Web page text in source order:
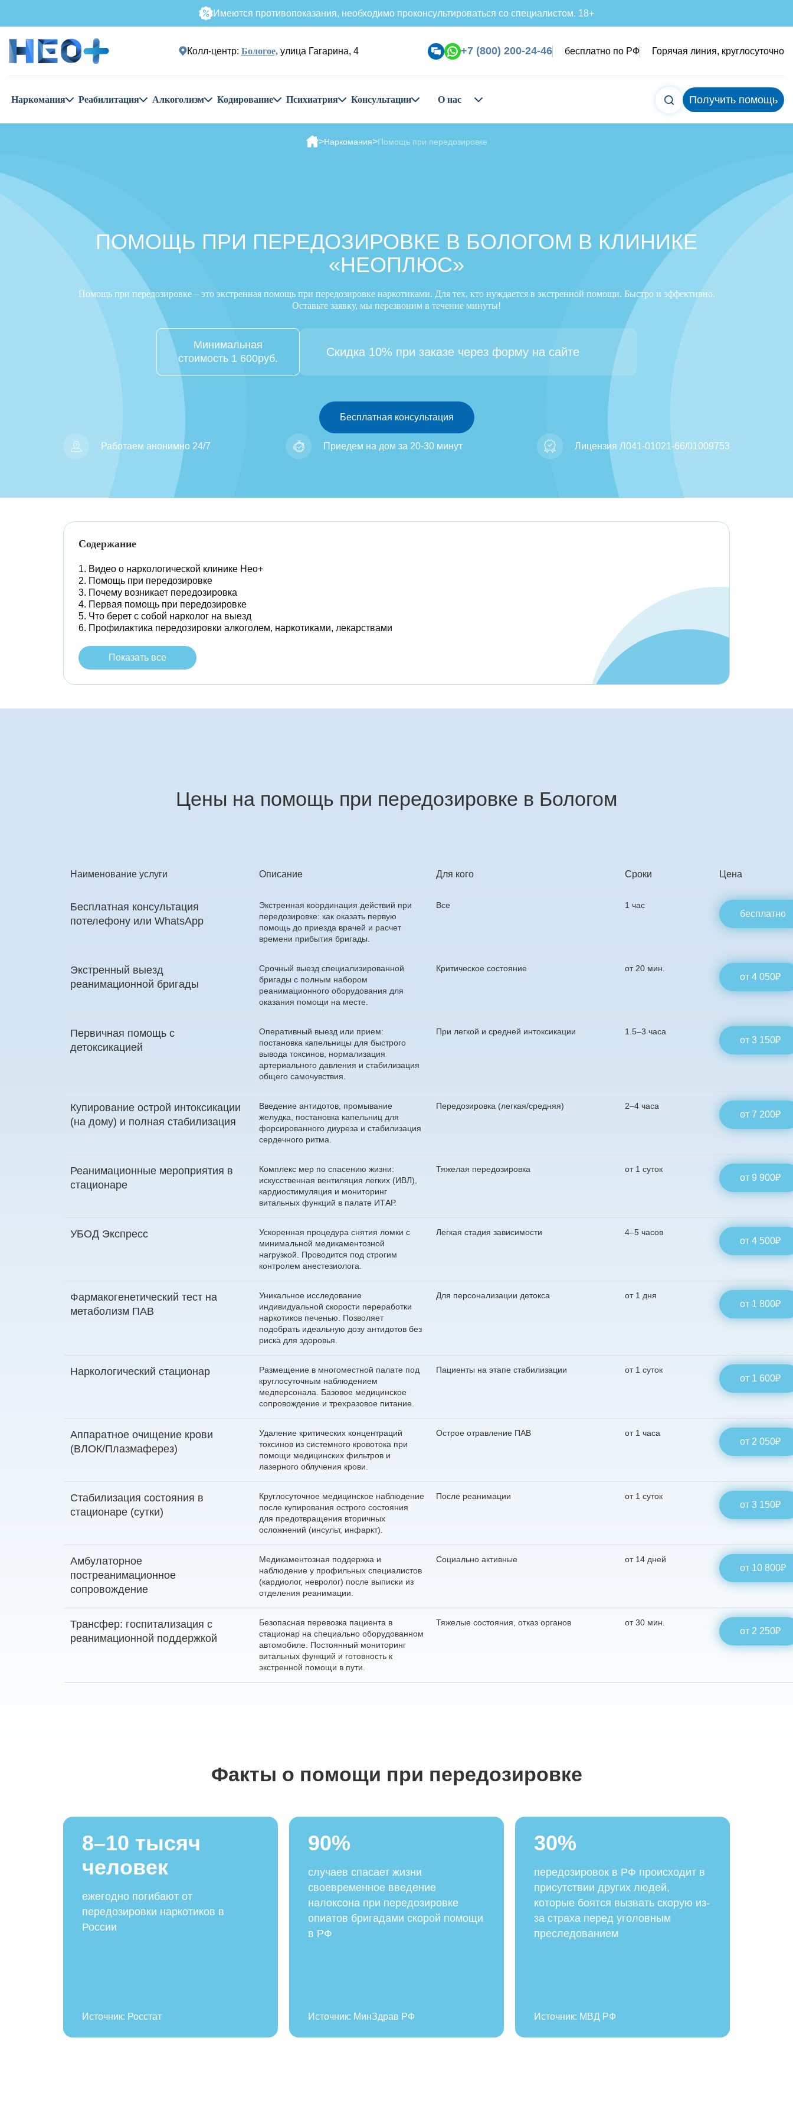
Имеются противопоказания, необходимо проконсультироваться со специалистом. 18+
Колл-центр: Бологое, улица Гагарина, 4 +7 (800) 200-24-46 бесплатно по РФ Горячая линия, круглосуточно
Наркомания Реабилитация Алкоголизм Кодирование Психиатрия Консультации О нас Получить помощь
Наркомания Помощь при передозировке
ПОМОЩЬ ПРИ ПЕРЕДОЗИРОВКЕ В БОЛОГОМ В КЛИНИКЕ
«НЕОПЛЮС»
Помощь при передозировке – это экстренная помощь при передозировке наркотиками. Для тех, кто нуждается в экстренной помощи. Быстро и эффективно.
Оставьте заявку, мы перезвоним в течение минуты!
Минимальная
стоимость 1 600руб.
Скидка 10% при заказе через форму на сайте
Бесплатная консультация
Работаем анонимно 24/7 Приедем на дом за 20-30 минут Лицензия Л041-01021-66/01009753
Содержание
Видео о наркологической клинике Нео+
Помощь при передозировке
Почему возникает передозировка
Первая помощь при передозировке
Что берет с собой нарколог на выезд
Профилактика передозировки алкоголем, наркотиками, лекарствами
Показать все
Цены на помощь при передозировке в Бологом
Наименование услуги Описание Для кого Сроки Цена
Бесплатная консультация
потелефону или WhatsApp
Экстренная координация действий при
передозировке: как оказать первую
помощь до приезда врачей и расчет
времени прибытия бригады.
Все 1 час
бесплатно
Экстренный выезд
реанимационной бригады
Срочный выезд специализированной
бригады с полным набором
реанимационного оборудования для
оказания помощи на месте.
Критическое состояние от 20 мин.
от 4 050₽
Первичная помощь с
детоксикацией
Оперативный выезд или прием:
постановка капельницы для быстрого
вывода токсинов, нормализация
артериального давления и стабилизация
общего самочувствия.
При легкой и средней интоксикации 1.5–3 часа
от 3 150₽
Купирование острой интоксикации
(на дому) и полная стабилизация
Введение антидотов, промывание
желудка, постановка капельниц для
форсированного диуреза и стабилизация
сердечного ритма.
Передозировка (легкая/средняя) 2–4 часа
от 7 200₽
Реанимационные мероприятия в
стационаре
Комплекс мер по спасению жизни:
искусственная вентиляция легких (ИВЛ),
кардиостимуляция и мониторинг
витальных функций в палате ИТАР.
Тяжелая передозировка от 1 суток
от 9 900₽
УБОД Экспресс
Ускоренная процедура снятия ломки с
минимальной медикаментозной
нагрузкой. Проводится под строгим
контролем анестезиолога.
Легкая стадия зависимости 4–5 часов
от 4 500₽
Фармакогенетический тест на
метаболизм ПАВ
Уникальное исследование
индивидуальной скорости переработки
наркотиков печенью. Позволяет
подобрать идеальную дозу антидотов без
риска для здоровья.
Для персонализации детокса от 1 дня
от 1 800₽
Наркологический стационар
Размещение в многоместной палате под
круглосуточным наблюдением
медперсонала. Базовое медицинское
сопровождение и трехразовое питание.
Пациенты на этапе стабилизации от 1 суток
от 1 600₽
Аппаратное очищение крови
(ВЛОК/Плазмаферез)
Удаление критических концентраций
токсинов из системного кровотока при
помощи медицинских фильтров и
лазерного облучения крови.
Острое отравление ПАВ от 1 часа
от 2 050₽
Стабилизация состояния в
стационаре (сутки)
Круглосуточное медицинское наблюдение
после купирования острого состояния
для предотвращения вторичных
осложнений (инсульт, инфаркт).
После реанимации от 1 суток
от 3 150₽
Амбулаторное
постреанимационное
сопровождение
Медикаментозная поддержка и
наблюдение у профильных специалистов
(кардиолог, невролог) после выписки из
отделения реанимации.
Социально активные от 14 дней
от 10 800₽
Трансфер: госпитализация с
реанимационной поддержкой
Безопасная перевозка пациента в
стационар на специально оборудованном
автомобиле. Постоянный мониторинг
витальных функций и готовность к
экстренной помощи в пути.
Тяжелые состояния, отказ органов от 30 мин.
от 2 250₽
Факты о помощи при передозировке
8–10 тысяч
человек
ежегодно погибают от
передозировки наркотиков в
России
Источник: Росстат
90%
случаев спасает жизни
своевременное введение
налоксона при передозировке
опиатов бригадами скорой помощи
в РФ
Источник: МинЗдрав РФ
30%
передозировок в РФ происходит в
присутствии других людей,
которые боятся вызвать скорую из-
за страха перед уголовным
преследованием
Источник: МВД РФ
Оставьте заявку!
Оставить заявку
Нажимая кнопку «Оставить заявку», вы соглашаетесь с
политикой конфиденциальности
Оставьте заявку!
Оставить заявку
Нажимая кнопку «Оставить заявку», вы соглашаетесь с
политикой конфиденциальности
Вызвать врача
Нажимая кнопку «Оставить заявку», вы соглашаетесь с
политикой конфиденциальности
Гарантируем анонимность
Отправить
Нажимая на кнопку ”Отправить”, Вы даёте своё
Оставить отзыв
Отправить
Нажимая кнопку "Отправить", вы соглашаетесь с
конфиденциальности
Задайте ваш вопрос
Отправить вопрос
Нажимая на кнопку ”Отправить вопрос”, Вы даёте своё
согласие наобработку персональных данных
Найдем все, что вам нужно
Чаще всего ищут:
Вывод из запоя
Капельница от похмелья
Кодрирование
Снятие ломки
Вызвать нарколога
Оставить заявку
Нажимая кнопку «Оставить заявку», вы соглашаетесь с
политикой конфиденциальности
Выберите свой город